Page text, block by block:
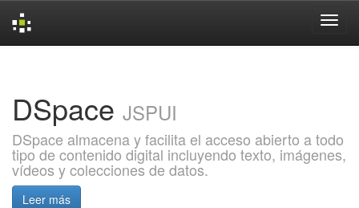
DSpace JSPUI
DSpace almacena y facilita el acceso abierto a todo
tipo de contenido digital incluyendo texto, imágenes,
vídeos y colecciones de datos.
Leer más